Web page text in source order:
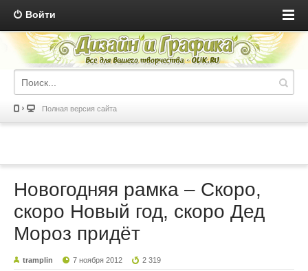
Войти
Полная версия сайта
Новогодняя рамка – Скоро,
скоро Новый год, скоро Дед
Мороз придёт
tramplin 7 ноября 2012 2 319